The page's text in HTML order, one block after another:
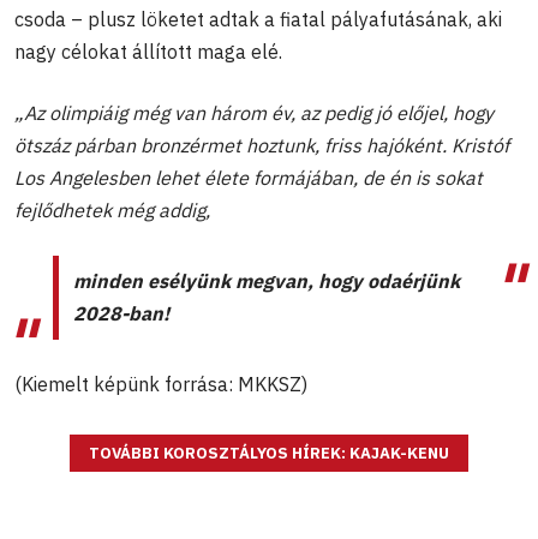
csoda – plusz löketet adtak a fiatal pályafutásának, aki
nagy célokat állított maga elé.
„Az olimpiáig még van három év, az pedig jó előjel, hogy
ötszáz párban bronzérmet hoztunk, friss hajóként. Kristóf
Los Angelesben lehet élete formájában, de én is sokat
fejlődhetek még addig,
minden esélyünk megvan, hogy odaérjünk
2028-ban!
(Kiemelt képünk forrása: MKKSZ)
TOVÁBBI KOROSZTÁLYOS HÍREK: KAJAK-KENU